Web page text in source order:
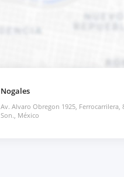
Nogales
Av. Alvaro Obregon 1925, Ferrocarrilera,
Son., México